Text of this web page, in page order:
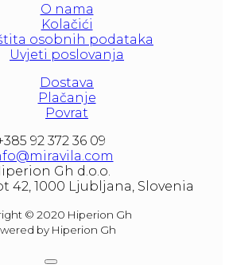
Miravila showroom you can
O nama
Kolačići
osobnih podataka
Uvjeti poslovanja
Dostava
Plačanje
Povrat
92 372 36 09
Gh d.o.o.
42, 1000 Ljubljana, Slovenia
© 2020 Hiperion Gh
by Hiperion Gh